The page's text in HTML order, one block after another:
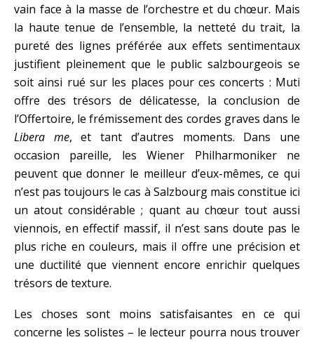
vain face à la masse de l’orchestre et du chœur. Mais
la haute tenue de l’ensemble, la netteté du trait, la
pureté des lignes préférée aux effets sentimentaux
justifient pleinement que le public salzbourgeois se
soit ainsi rué sur les places pour ces concerts : Muti
offre des trésors de délicatesse, la conclusion de
l’Offertoire, le frémissement des cordes graves dans le
Libera me, et tant d’autres moments. Dans une
occasion pareille, les Wiener Philharmoniker ne
peuvent que donner le meilleur d’eux-mêmes, ce qui
n’est pas toujours le cas à Salzbourg mais constitue ici
un atout considérable ; quant au chœur tout aussi
viennois, en effectif massif, il n’est sans doute pas le
plus riche en couleurs, mais il offre une précision et
une ductilité que viennent encore enrichir quelques
trésors de texture.
Les choses sont moins satisfaisantes en ce qui
concerne les solistes – le lecteur pourra nous trouver